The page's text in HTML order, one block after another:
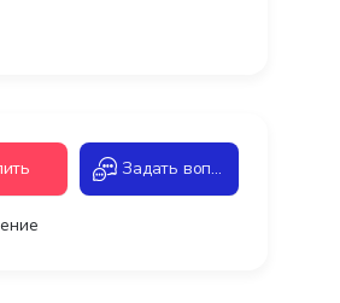
Задать вопрос